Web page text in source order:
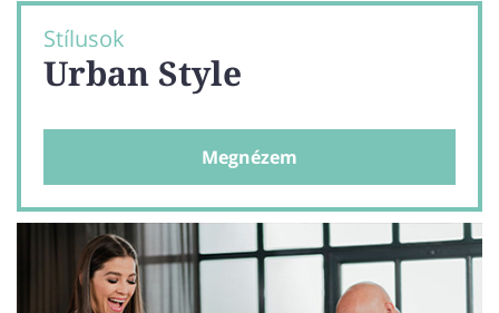
Stílusok
Urban Style
Megnézem